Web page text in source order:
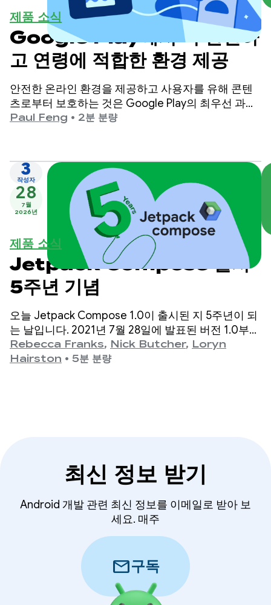
제품 소식
Google Play에서 더 안전하
고 연령에 적합한 환경 제공
안전한 온라인 환경을 제공하고 사용자를 유해 콘텐
츠로부터 보호하는 것은 Google Play의 최우선 과제
입니다.
Paul Feng • 2분 분량
3
작성자
28
7월
2026년
제품 소식
Jetpack Compose 출시
5주년 기념
오늘 Jetpack Compose 1.0이 출시된 지 5주년이 되
는 날입니다. 2021년 7월 28일에 발표된 버전 1.0부터
최신 1.11 출시까지 API가 수년에 걸쳐 크게 발전해 왔
으며, 이 순간을 기념하고자 합니다.
Rebecca Franks, Nick Butcher, Loryn
Hairston • 5분 분량
최신 정보 받기
Android 개발 관련 최신 정보를 이메일로 받아 보
세요. 매주
mail구독